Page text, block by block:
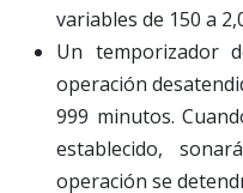
variables de 150 a
Un temporizador
operación
999 minutos.
establecido,
operación se